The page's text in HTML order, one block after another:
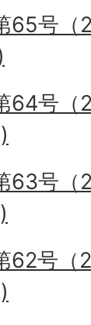
65号（
64号（
63号（
62号（